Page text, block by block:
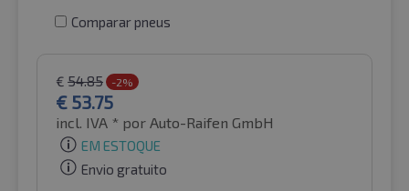
Comparar pneus
€ 54.85 -2%
€ 53.75
incl. IVA * por Auto-Raifen GmbH
EM ESTOQUE
Envio gratuito